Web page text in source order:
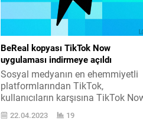
yaratmamış, daha çok teknik
ayrıntılar...
BeReal kopyası TikTok Now
uygulaması indirmeye açıldı
Sosyal medyanın en ehemmiyetli
platformlarından TikTok,
kullanıcıların karşısına TikTok
uygulaması ile çıktı. Son yarıyılda
popülerliği artan BeReal, kaçıranlar
22.04.2023 19